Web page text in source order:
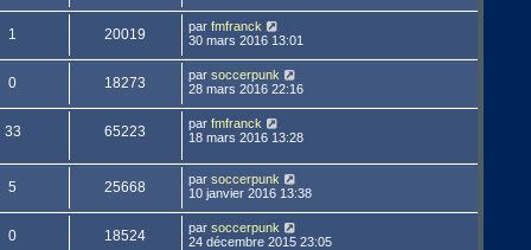
1 20019 par fmfranck
30 mars 2016 13:01
0 18273 par soccerpunk
28 mars 2016 22:16
33 65223 par fmfranck
18 mars 2016 13:28
5 25668 par soccerpunk
10 janvier 2016 13:38
0 18524 par soccerpunk
24 décembre 2015 23:05